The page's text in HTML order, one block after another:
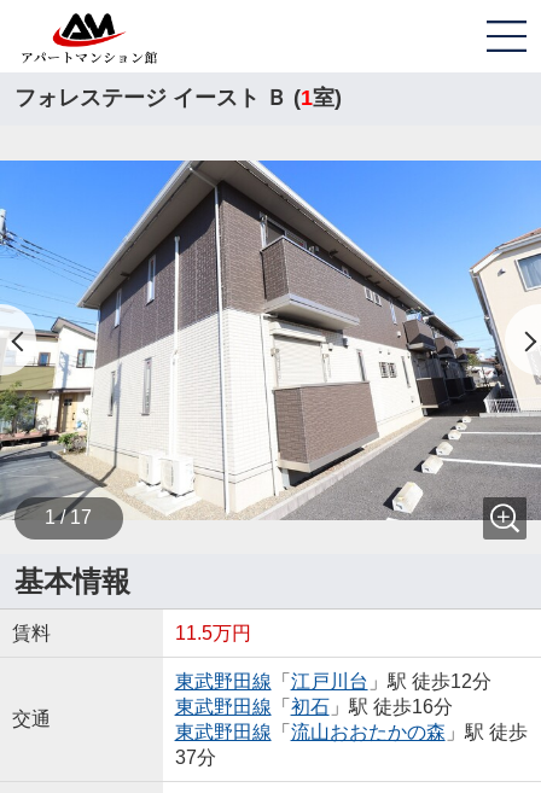
フォレステージ イースト Ｂ (1室)
1 / 17
基本情報
賃料 11.5万円
交通
東武野田線 「 江戸川台 」駅 徒歩12分
東武野田線 「 初石」駅 徒歩16分
東武野田線 「 流山おおたかの森 」駅 徒歩
37分